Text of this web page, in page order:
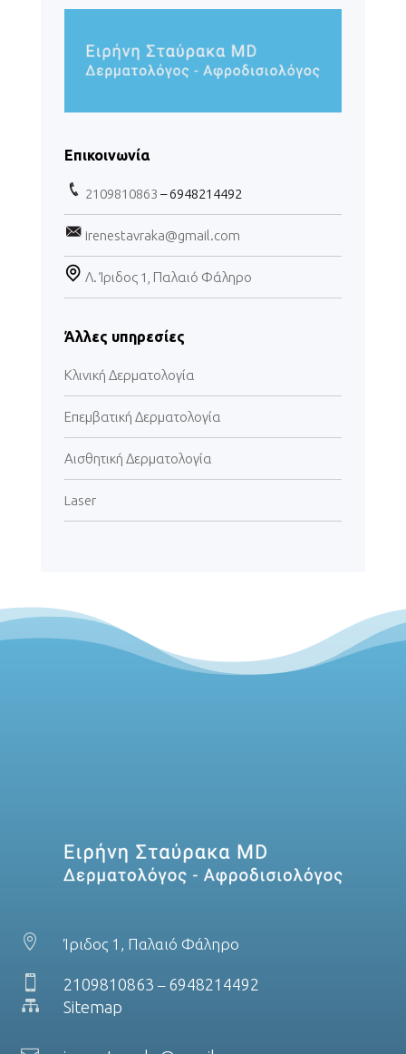
Επικοινωνία
2109810863 – 6948214492
irenestavraka@gmail.com
Λ. Ίριδος 1, Παλαιό Φάληρο
Άλλες υπηρεσίες
Κλινική Δερματολογία
Επεμβατική Δερματολογία
Αισθητική Δερματολογία
Laser
 Ίριδος 1, Παλαιό Φάληρο
 2109810863 – 6948214492

Sitemap